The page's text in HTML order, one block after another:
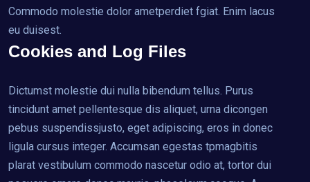
Commodo molestie dolor ametperdiet fgiat. Enim lacus
eu duisest.
Cookies and Log Files
Dictumst molestie dui nulla bibendum tellus. Purus
tincidunt amet pellentesque dis aliquet, urna dicongen
pebus suspendissjusto, eget adipiscing, eros in donec
ligula cursus integer. Accumsan egestas tpmagbitis
plarat vestibulum commodo nascetur odio at, tortor dui